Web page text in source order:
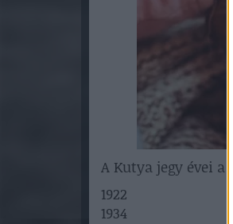
A Kutya jegy évei
1922
1934